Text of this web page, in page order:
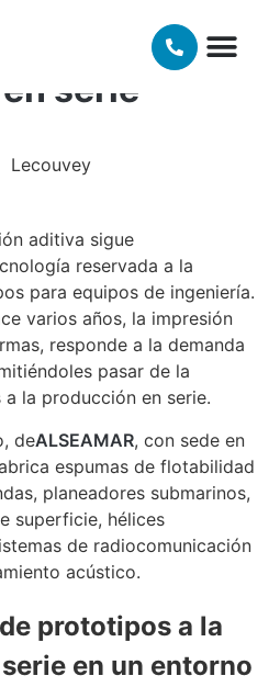
de la creación
a la
serie
Lecouvey
aditiva sigue
reservada a la
para equipos de ingeniería.
varios años, la impresión
responde a la demanda
pasar de la
la producción en serie.
deALSEAMAR, con sede en
espumas de flotabilidad
planeadores submarinos,
superficie, hélices
de radiocomunicación
acústico.
prototipos a la
en un entorno